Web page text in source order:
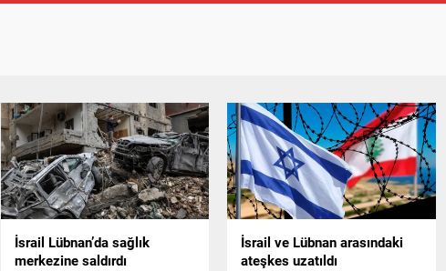
İsrail Lübnan’da sağlık
merkezine saldırdı
İsrail ve Lübnan arasındaki
ateşkes uzatıldı